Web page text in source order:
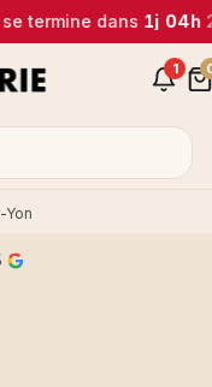
termine dans1j 04h
1